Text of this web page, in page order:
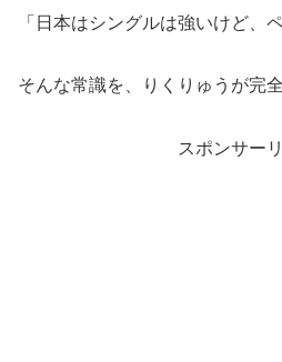
「日本はシングルは強いけど、
そんな常識を、りくりゅうが完
スポンサー